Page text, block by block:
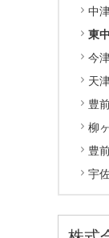
中
東
今
天
豊
柳
豊
宇